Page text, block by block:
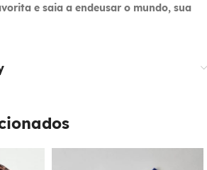
e saia a endeusar o mundo, sua